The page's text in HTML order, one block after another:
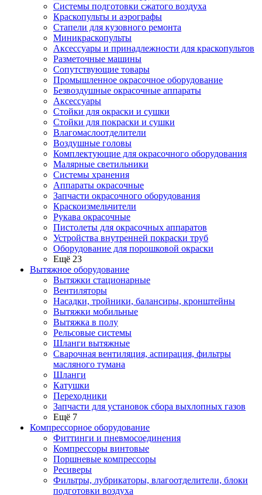
Системы подготовки сжатого воздуха
Краскопульты и аэрографы
Стапели для кузовного ремонта
Миникраскопульты
Аксессуары и принадлежности для краскопультов
Разметочные машины
Сопутствующие товары
Промышленное окрасочное оборудование
Безвоздушные окрасочные аппараты
Аксессуары
Стойки для окраски и сушки
Стойки для покраски и сушки
Влагомаслоотделители
Воздушные головы
Комплектующие для окрасочного оборудования
Малярные светильники
Системы хранения
Аппараты окрасочные
Запчасти окрасочного оборудования
Краскоизмельчители
Рукава окрасочные
Пистолеты для окрасочных аппаратов
Устройства внутренней покраски труб
Оборудование для порошковой окраски
Ещё 23
Вытяжное оборудование
Вытяжки стационарные
Вентиляторы
Насадки, тройники, балансиры, кронштейны
Вытяжки мобильные
Вытяжка в полу
Рельсовые системы
Шланги вытяжные
Сварочная вентиляция, аспирация, фильтры
масляного тумана
Шланги
Катушки
Переходники
Запчасти для установок сбора выхлопных газов
Ещё 7
Компрессорное оборудование
Фиттинги и пневмосоединения
Компрессоры винтовые
Поршневые компрессоры
Ресиверы
Фильтры, лубрикаторы, влагоотделители, блоки
подготовки воздуха